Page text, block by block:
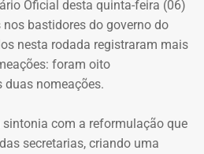
Oficial desta quinta-feira (06)
bastidores do governo do
nesta rodada registraram mais
foram oito
duas nomeações.
com a reformulação que
secretarias, criando uma